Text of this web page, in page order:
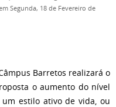
Segunda, 18 de Fevereiro de
Barretos realizará o
o aumento do nível
estilo ativo de vida, ou